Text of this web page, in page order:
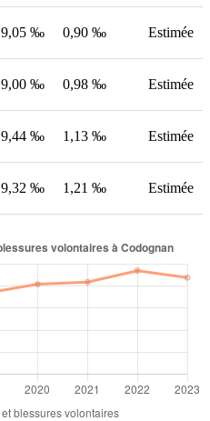
9,05 ‰ 0,90 ‰ Estimée
9,00 ‰ 0,98 ‰ Estimée
9,44 ‰ 1,13 ‰ Estimée
9,32 ‰ 1,21 ‰ Estimée